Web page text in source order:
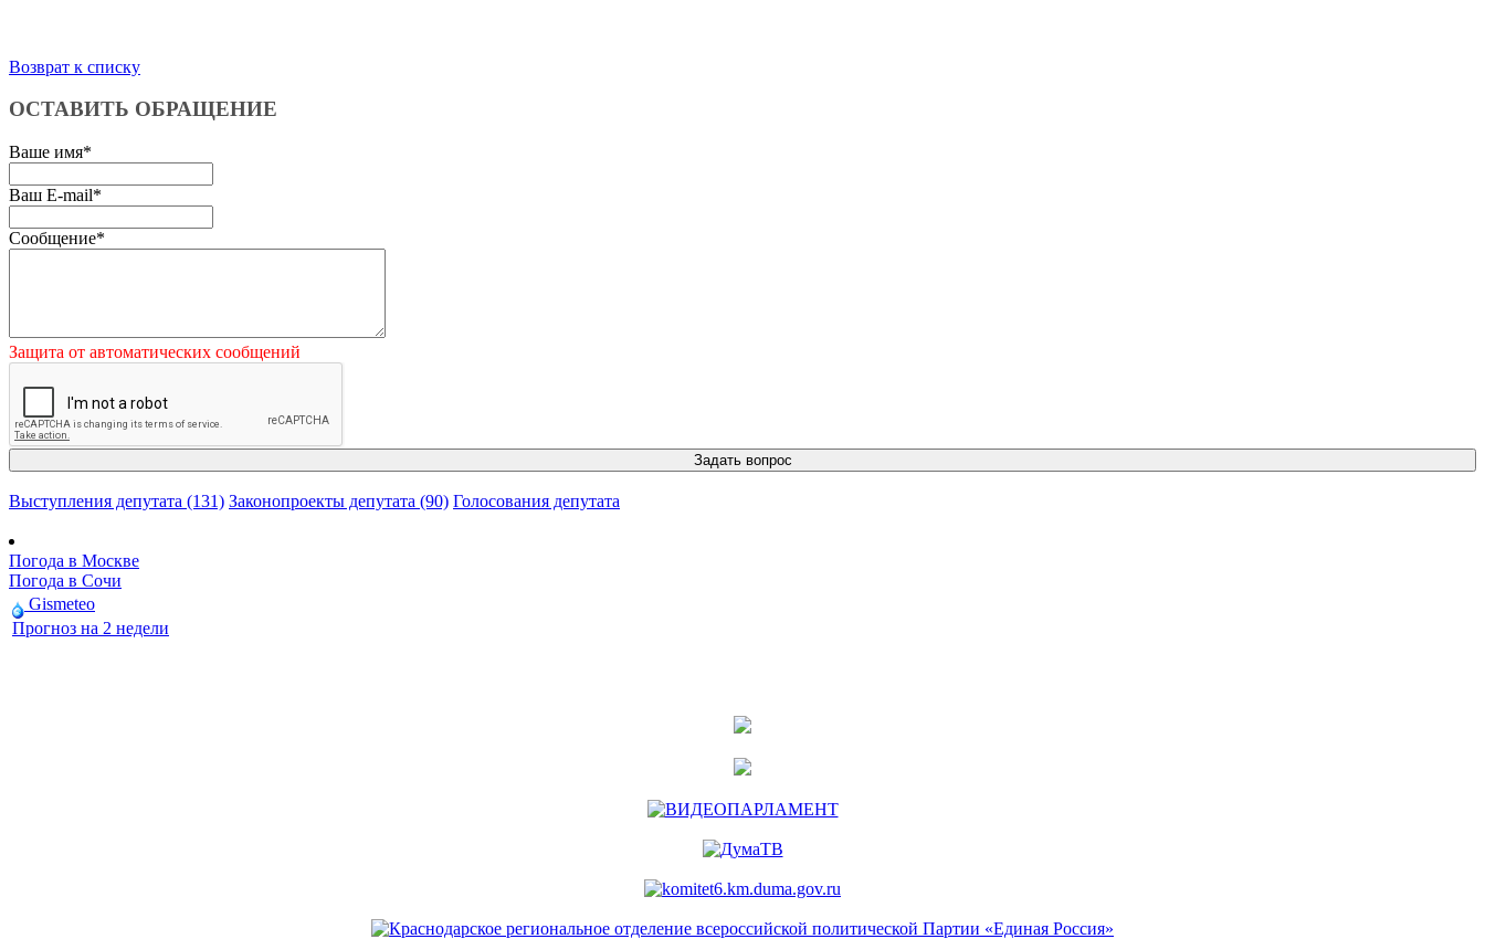
Возврат к списку
ОСТАВИТЬ ОБРАЩЕНИЕ
Ваше имя*
Ваш E-mail*
Сообщение*
Защита от автоматических сообщений
Выступления депутата (131) Законопроекты депутата (90) Голосования депутата
Погода в Москве
Погода в Сочи
Gismeteo
Прогноз на 2 недели